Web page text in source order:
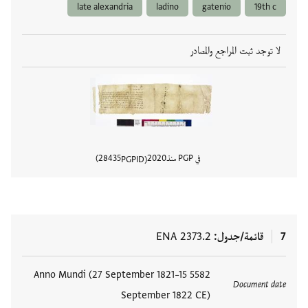
19th c
gatenio
ladino
late alexandria
لا توجد ثبت المراجع والمصادر
في PGP منذ 2020
PGPID
28435
7 قائمة/جدول ENA 2373.2
Document date
5582 Anno Mundi (27 September 1821–15
September 1822 CE)